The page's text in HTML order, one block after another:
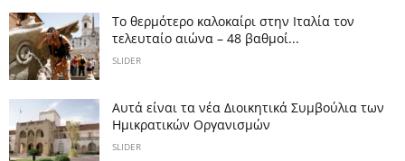
Το θερμότερο καλοκαίρι στην Ιταλία τον
τελευταίο αιώνα – 48 βαθμοί...
SLIDER
Αυτά είναι τα νέα Διοικητικά Συμβούλια των
Ημικρατικών Οργανισμών
SLIDER